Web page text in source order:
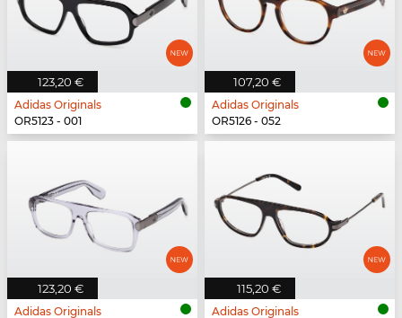
123,20 €
Adidas Originals
OR5123 - 001
107,20 €
Adidas Originals
OR5126 - 052
123,20 €
Adidas Originals
115,20 €
Adidas Originals